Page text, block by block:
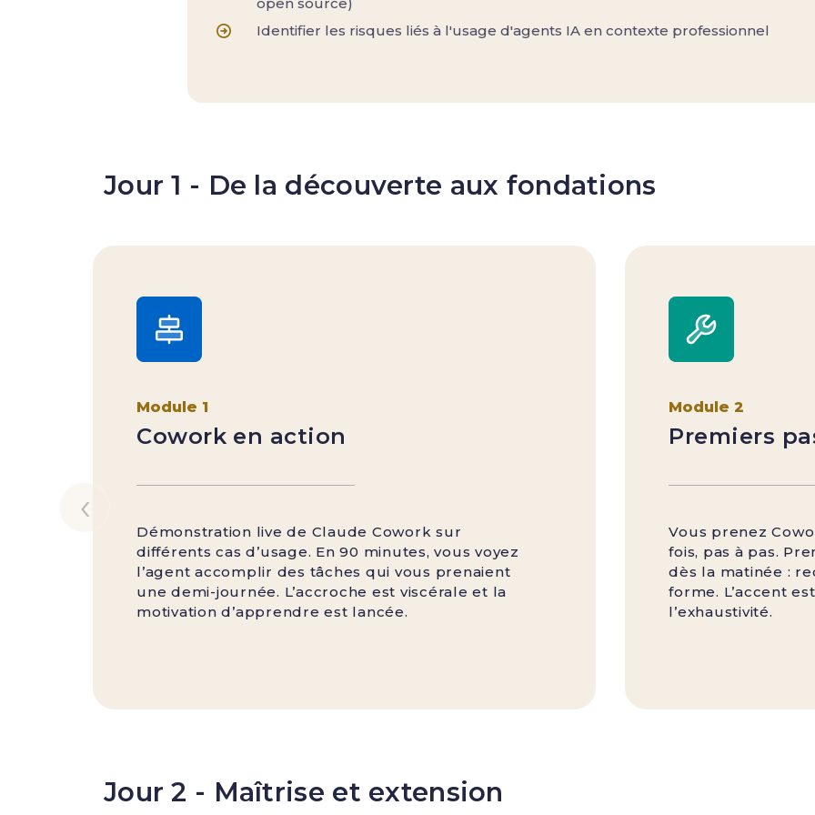
Identifier les risques liés à l'usage d'agents IA en contexte professionnel
Jour 1 - De la découverte aux fondations
Module 1
Cowork en action
Démonstration live de Claude Cowork sur
différents cas d’usage. En 90 minutes, vous voyez
l’agent accomplir des tâches qui vous prenaient
une demi-journée. L’accroche est viscérale et la
motivation d’apprendre est lancée.
Module 2
Premiers
Vous prenez
fois, pas à pas.
dès la matinée :
forme. L’accent
l’exhaustivité.
‹
Jour 2 - Maîtrise et extension